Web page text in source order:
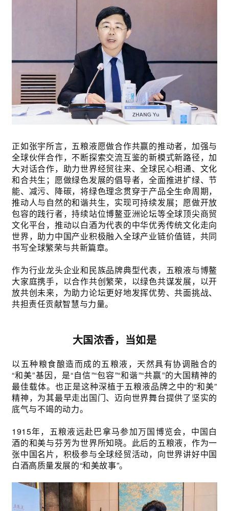
正如张宇所言，五粮液愿做合作共赢的推动者，加强与
全球伙伴合作，不断探索交流互鉴的新模式新路径，加
大对话合作，助力世界经贸往来、全球民心相通、文化
和合共生；愿做绿色发展的倡导者，全面推进扩绿、节
能、减污、降碳，将绿色理念贯穿于产品全生命周期，
推动人与自然的和谐共生，实现可持续发展；愿做开放
包容的践行者，持续站位博鳌亚洲论坛等全球顶尖商贸
文化平台，推动以白酒为代表的中华优秀传统文化走向
世界，助力中国产业积极融入全球产业链价值链，共同
书写全球繁荣与共新篇章。
作为行业龙头企业和民族品牌典型代表，五粮液与博鳌
大家庭携手，以合作共创繁荣，以绿色共谋发展，以开
放共创未来，为助力论坛更好地发挥优势、共面挑战、
共担责任贡献智慧与力量。
大国浓香，当如是
以五种粮食酿造而成的五粮液，天然具有协调融合的
“和美”基因，是“自信”“包容”“和谐”“共赢”的大国精神的
最佳载体。也正是这种深植于五粮液品牌之中的“和美”
精神，为其最早走出国门、迈向世界舞台提供了坚实的
底气与不竭的动力。
1915年，五粮液远赴巴拿马参加万国博览会，中国白
酒的和美与芬芳为世界所知晓。此后的五粮液，作为一
张中国名片，积极参与全球经贸活动，向世界讲好中国
白酒高质量发展的“和美故事”。